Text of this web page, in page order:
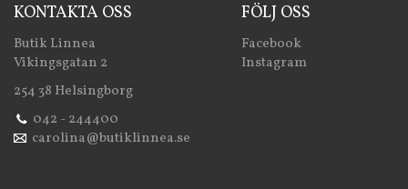
KONTAKTA OSS
Butik Linnea
Vikingsgatan 2
254 38 Helsingborg
042 - 244400
carolina@butiklinnea.se
FÖLJ OSS
Facebook
Instagram